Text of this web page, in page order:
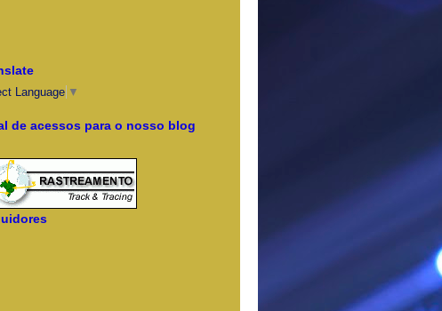
Language ▼
de acessos para o nosso blog